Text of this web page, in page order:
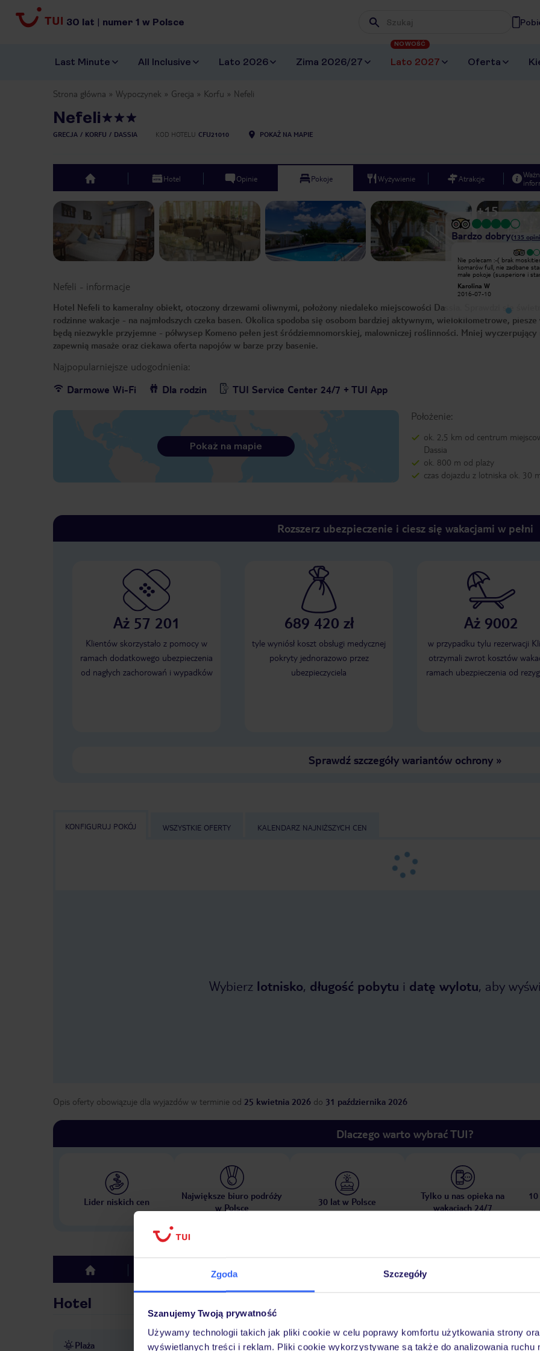
Zgoda Szczegóły
Szanujemy Twoją prywatność
Używamy technologii takich jak pliki cookie w celu poprawy komfortu użytkowania strony
wyświetlanych treści i reklam. Pliki cookie wykorzystywane są także do analizowania ruchu
30 lat | numer 1 w Polsce Wpisz frazę, której szukasz
Last Minute All Inclusive Lato 2026 Zima 2026/27 Lato 2027
NOWOŚĆ
Oferta
Strona główna Wypoczynek Grecja Korfu Nefeli
Nefeli
GRECJA KORFU DASSIA KOD HOTELU CFU21010 POKAŻ NA MAPIE
top Hotel Opinie Pokoje Wyżywienie Atrakcje
Previous slide +15
Bardzo dobry(135
Nie polecam :-( brak moskitier /
bar nad basenem slaby i otwarty
tylko wieczorami, polecam wybrac
inne miejsce, jedyna pozytywna
sprawa to lokalizacja( wszędzie blisko
bo to centrum wyspy )
Nie polecam :-( brak
komarów full, nie zadbane
małe pokoje (susperiore i
terenie smierdzi szambem,
slaby, śniadania slabe, obsługa
tylko wieczorami, polecam
inne miejsce, jedyna
sprawa to lokalizacja(
bo to centrum wyspy )
Karolina W
2016-07-10
Nefeli - informacje
Hotel Nefeli to kameralny obiekt, otoczony drzewami oliwnymi, położony niedaleko miejscowości Dassia. Sprawdzi się
rodzinne wakacje - na najmłodszych czeka basen. Okolica spodoba się osobom bardziej aktywnym, wielokilometrowe, piesze
będą niezwykle przyjemne - półwysep Komeno pełen jest śródziemnomorskiej, malowniczej roślinności. Mniej wyczerpujący
zapewnią masaże oraz ciekawa oferta napojów w barze przy basenie.
Najpopularniejsze udogodnienia:
Darmowe Wi-Fi
Dla rodzin TUI Service Center 24/7 + TUI App
Położenie:
ok. 2,5 km od centrum
Dassia
ok. 800 m od plaży
czas dojazdu z lotniska ok. 30
Pokaż na mapie
Rozszerz ubezpieczenie i ciesz się wakacjami w pełni
Aż 57 201
Klientów skorzystało z pomocy w
ramach dodatkowego ubezpieczenia
od nagłych zachorowań i wypadków
689 420 zł
tyle wyniósł koszt obsługi medycznej
pokryty jednorazowo przez
ubezpieczyciela
Aż 9002
w przypadku tylu rezerwacji
otrzymali zwrot kosztów
ramach ubezpieczenia od
Sprawdź szczegóły wariantów ochrony»
KONFIGURUJ POKÓJ WSZYSTKIE OFERTY KALENDARZ NAJNIŻSZYCH CEN
Wybierz lotnisko, długość pobytu i datę wylotu, aby
Opis oferty obowiązuje dla wyjazdów w terminie od 25 kwietnia 2026 do 31 października 2026
Dlaczego warto wybrać TUI?
Lider niskich cen
Największe biuro podróży
w Polsce
30 lat w Polsce
Tylko u nas opieka na
wakacjach 24/7
top Wyżywienie
Hotel
Plaża ok. 800 m od plaży żwirowa ręczniki za opłatą